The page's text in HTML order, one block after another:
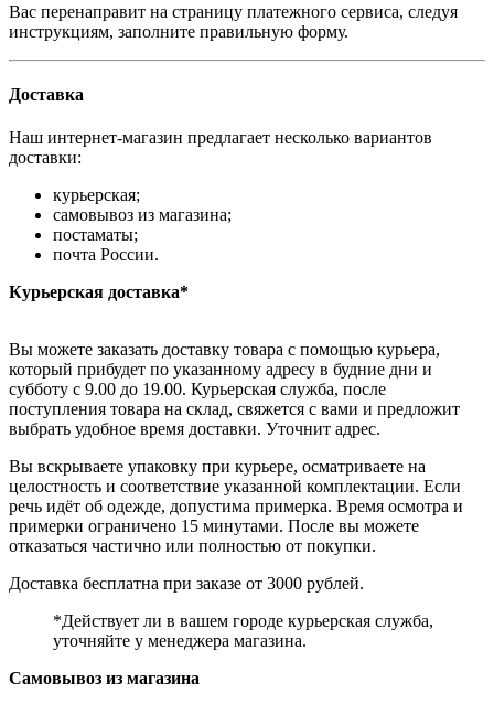
Вас перенаправит на страницу платежного сервиса, следуя
инструкциям, заполните правильную форму.
Доставка
Наш интернет-магазин предлагает несколько вариантов
доставки:
курьерская;
самовывоз из магазина;
постаматы;
почта России.
Курьерская доставка*
Вы можете заказать доставку товара с помощью курьера,
который прибудет по указанному адресу в будние дни и
субботу с 9.00 до 19.00. Курьерская служба, после
поступления товара на склад, свяжется с вами и предложит
выбрать удобное время доставки. Уточнит адрес.
Вы вскрываете упаковку при курьере, осматриваете на
целостность и соответствие указанной комплектации. Если
речь идёт об одежде, допустима примерка. Время осмотра и
примерки ограничено 15 минутами. После вы можете
отказаться частично или полностью от покупки.
Доставка бесплатна при заказе от 3000 рублей.
*Действует ли в вашем городе курьерская служба,
уточняйте у менеджера магазина.
Самовывоз из магазина